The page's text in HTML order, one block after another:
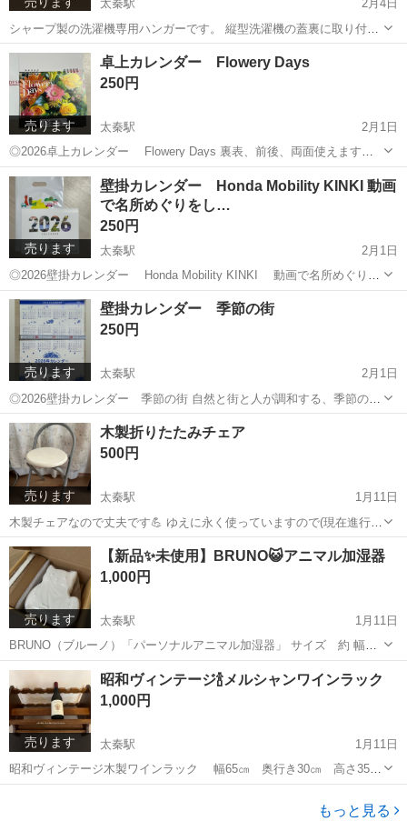
太秦駅
2月4日
シャープ製の洗濯機専用ハンガーです。 縦型洗濯機の蓋裏に取り付け
て乾燥に使うものですが、ふつうのハンガーとしても使用できます。
浴室乾燥や、最近の夏の陽射しの屋外でも、丈夫なハンガーです。 🌟
お問合せ時点でご都合のよい日...
京都 京都市 太秦駅 洗濯用品
売ります
卓上カレンダー Flowery Days
250円
太秦駅
2月1日
◎2026卓上カレンダー Flowery Days 裏表、前後、両面使えます。
小さいながらもメモスペースあり。 片面は花のデザイン入り、片面は
シンプルな数字のみ。 片面の下方に企業名が入っています。 個人的な
お勧めは...
京都 京都市 太秦駅 その他
売ります
壁掛カレンダー Honda Mobility KINKI 動画
で名所めぐりをし…
250円
太秦駅
2月1日
◎2026壁掛カレンダー Honda Mobility KINKI 動画で名所めぐりを
しませんか？ 2次元コードを読み取るとそれぞれの月で紹介されてい
る名所のドライブシーンが動画でみられます。 メモスペースあり。 下
方...
京都 京都市 太秦駅 その他 Honda
売ります
壁掛カレンダー 季節の街
250円
太秦駅
2月1日
◎2026壁掛カレンダー 季節の街 自然と街と人が調和する、季節の花
と夢がいっぱいの世界。明るく彩り豊かな1年に… と想いを込めて、
イラストレーター葛野裕二さんのデザインカレンダー ２ヶ月毎で、広
めのメモスペースがあります...
京都 京都市 太秦駅 その他
売ります
木製折りたたみチェア
500円
太秦駅
1月11日
木製チェアなので丈夫です💪 ゆえに永く使っていますので(現在進行形
で使っているので)それなりの傷などありますが、リメイクシートやペ
イントでまだまだ使用できます。 🌟お問合せ時点でご都合のよい日時
を2、3お伝えください...
京都 京都市 太秦駅 椅子
売ります
【新品✨未使用】BRUNO😺アニマル加湿器
1,000円
太秦駅
1月11日
BRUNO（ブルーノ）「パーソナルアニマル加湿器」 サイズ 約 幅
120mm 奥行き45mm 高さ125mm 素材 セラミック 容量 約 250ml
付属品 トレイ デスク上やベッドサイドなどのパーソナルスペースを
優しく...
京都 京都市 太秦駅 生活雑貨
売ります
昭和ヴィンテージ🍾メルシャンワインラック
1,000円
太秦駅
1月11日
昭和ヴィンテージ木製ワインラック 幅65㎝ 奥行き30㎝ 高さ35㎝
(おおよそです) 上下それぞれ６本 最大12本収納可能 組立式(はめ
込むだけなので1〜2分でできます) ※フリマサイト等で同じ物をお求
もっと見る